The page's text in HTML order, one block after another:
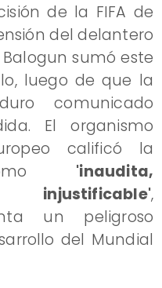
de la FIFA de
del delantero
sumó este
luego de que la
comunicado
El organismo
calificó la
'inaudita,
injustificable',
un peligroso
del Mundial